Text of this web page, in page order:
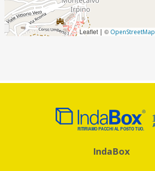
Leaflet | © OpenStreetMap
IndaBox